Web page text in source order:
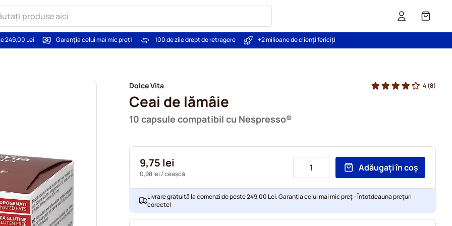
Coș
249,00 Lei Garanția celui mai mic preț! 100 de zile drept de retragere +2 milioane de clienți fericiți
Dolce Vita
Ceai de lămâie
10 capsule compatibil cu Nespresso®
4(8)
9,75 lei
0,98 lei / ceașcă
Adăugați în coș
Livrare gratuită la comenzi de peste 249,00 Lei. Garanția celui mai mic preț - Întotdeauna prețuri
corecte!